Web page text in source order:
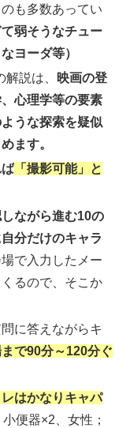
のも多数あってい
て弱そうなチュー
ヨーダ等）
説は、
映画の登
心理学等の要素
うな探索を疑似
ます。
「撮影可能」と
ながら進む10の
分だけのキャラ
で入力したメー
るので、そこか
に答えながらキ
で90分～120分ぐ
はかなりキャパ
便器×2、女性；